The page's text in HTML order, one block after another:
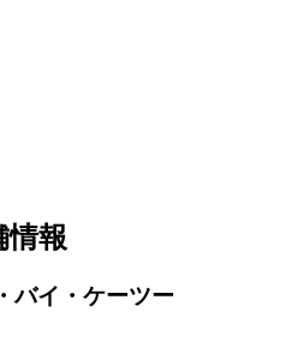
情報
バイ・ケーツー